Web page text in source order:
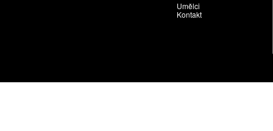
Umělci
Kontakt